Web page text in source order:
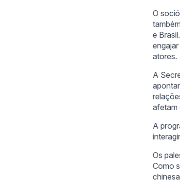
O
e
atores.
A
afetam
A
Os
Como